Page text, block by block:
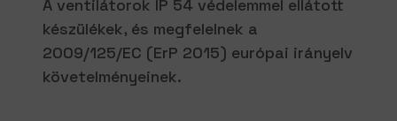
A ventilátorok IP 54 védelemmel ellátott
készülékek, és megfelelnek a
2009/125/EC (ErP 2015) európai irányelv
követelményeinek.